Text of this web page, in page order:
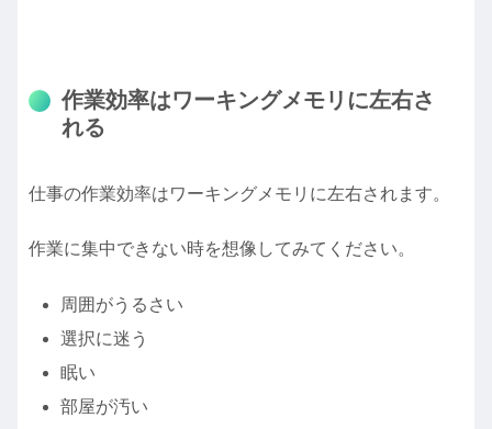
作業効率はワーキングメモリに左右さ
れる
仕事の作業効率はワーキングメモリに左右されます。
作業に集中できない時を想像してみてください。
周囲がうるさい
選択に迷う
眠い
部屋が汚い